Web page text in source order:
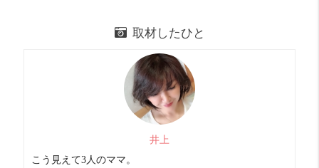
取材したひと
井上
こう見えて3人のママ。